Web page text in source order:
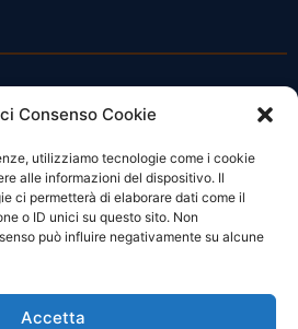
Consenso Cookie
utilizziamo tecnologie come i cookie
alle informazioni del dispositivo. Il
ci permetterà di elaborare dati come il
o ID unici su questo sito. Non
può influire negativamente su alcune
Accetta